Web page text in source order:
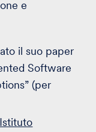
e
il suo paper
Software
(per
Istituto